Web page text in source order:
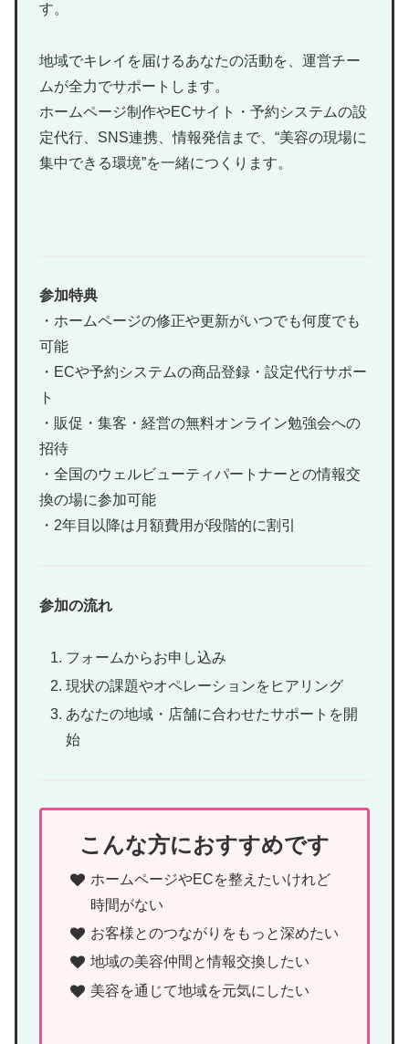
す。
地域でキレイを届けるあなたの活動を、運営チー
ムが全力でサポートします。
ホームページ制作やECサイト・予約システムの設
定代行、SNS連携、情報発信まで、“美容の現場に
集中できる環境”を一緒につくります。
参加特典
・ホームページの修正や更新がいつでも何度でも
可能
・ECや予約システムの商品登録・設定代行サポー
ト
・販促・集客・経営の無料オンライン勉強会への
招待
・全国のウェルビューティパートナーとの情報交
換の場に参加可能
・2年目以降は月額費用が段階的に割引
参加の流れ
フォームからお申し込み
現状の課題やオペレーションをヒアリング
あなたの地域・店舗に合わせたサポートを開
始
こんな方におすすめです
ホームページやECを整えたいけれど
時間がない
お客様とのつながりをもっと深めたい
地域の美容仲間と情報交換したい
美容を通じて地域を元気にしたい